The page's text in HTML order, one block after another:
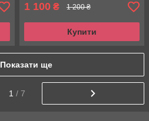
1 100 ₴ 1 200 ₴
Купити
Показати ще
1 / 7